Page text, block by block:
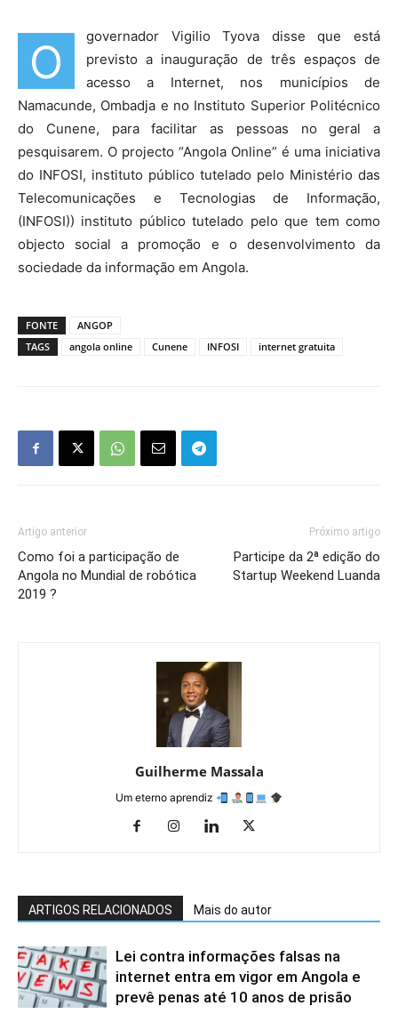
O
governador Vigilio Tyova disse que está
previsto a inauguração de três espaços de
acesso a Internet, nos municípios de
Namacunde, Ombadja e no Instituto Superior Politécnico
do Cunene, para facilitar as pessoas no geral a
pesquisarem. O projecto “Angola Online” é uma iniciativa
do INFOSI, instituto público tutelado pelo Ministério das
Telecomunicações e Tecnologias de Informação,
(INFOSI)) instituto público tutelado pelo que tem como
objecto social a promoção e o desenvolvimento da
sociedade da informação em Angola.
FONTE
ANGOP
TAGS
angola online Cunene INFOSI internet gratuita
Artigo anterior
Como foi a participação de
Angola no Mundial de robótica
2019 ?
Próximo artigo
Participe da 2ª edição do
Startup Weekend Luanda
Guilherme Massala
Um eterno aprendiz
ARTIGOS RELACIONADOS Mais do autor
Lei contra informações falsas na
internet entra em vigor em Angola e
prevê penas até 10 anos de prisão